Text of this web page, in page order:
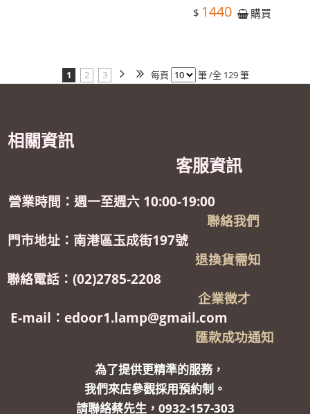
$ 1440 購買
1 2 3 每頁 筆 /全 129 筆
相關資訊
客服資訊
營業時間：週一至週六 10:00-19:00
聯絡我們
門市地址：南港區玉成街197號
退換貨需知
聯絡電話：(02)2785-2208
企業徵才
E-mail：edoor1.lamp@gmail.com
匯款成功通知
為了提供更精準的服務，
我們來店參觀採用預約制。
請聯絡蔡先生，0932-157-303